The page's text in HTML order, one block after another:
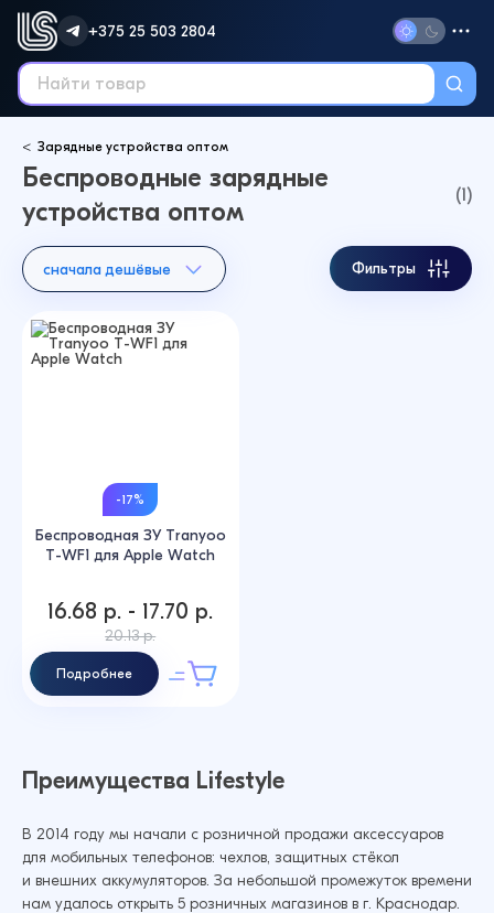
+375 25 503 2804
Зарядные устройства оптом
Беспроводные зарядные
устройства оптом
(1)
сначала дешёвые Фильтры
-17%
Беспроводная ЗУ Tranyoo
T-WF1 для Apple Watch
16.68 р. - 17.70 р.
20.13 р.
Подробнее
Преимущества Lifestyle
В 2014 году мы начали с розничной продажи аксессуаров
для мобильных телефонов: чехлов, защитных стёкол
и внешних аккумуляторов. За небольшой промежуток времени
нам удалось открыть 5 розничных магазинов в г. Краснодар.